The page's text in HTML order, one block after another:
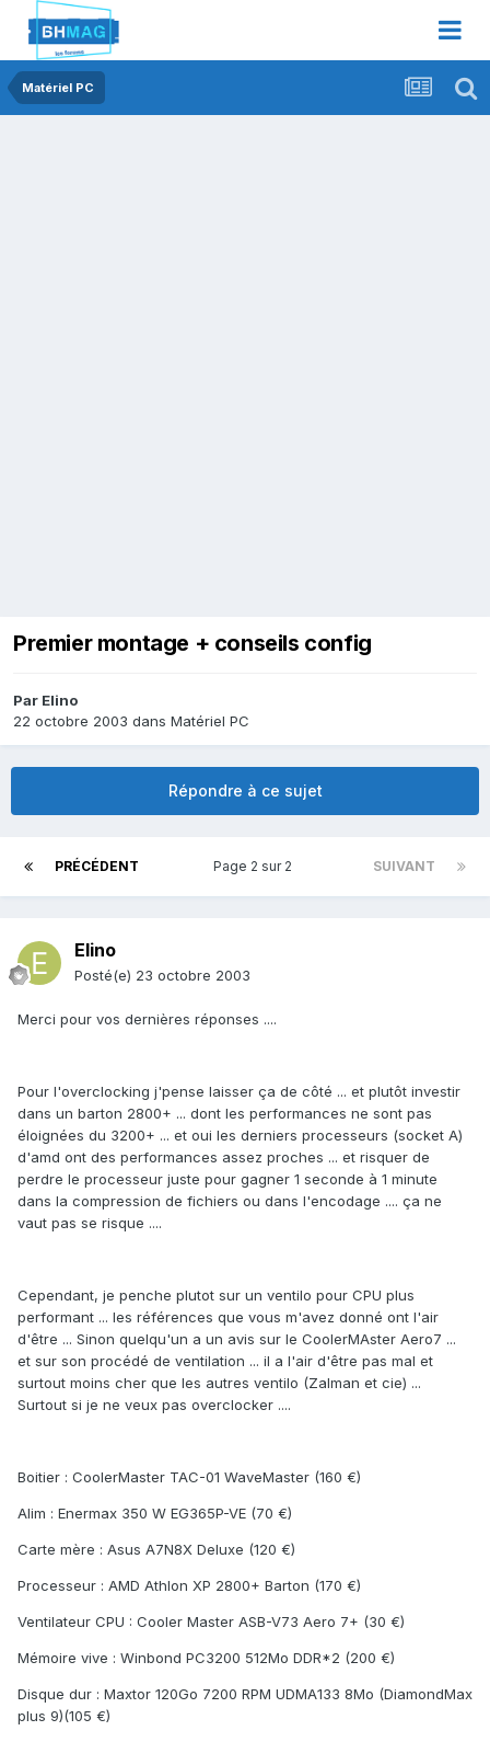
Matériel PC
Premier montage + conseils config
Par Elino
22 octobre 2003 dans Matériel PC
Répondre à ce sujet
PRÉCÉDENT SUIVANT
Page 2 sur 2
Elino
Posté(e) 23 octobre 2003
Merci pour vos dernières réponses ....
Pour l'overclocking j'pense laisser ça de côté ... et plutôt investir
dans un barton 2800+ ... dont les performances ne sont pas
éloignées du 3200+ ... et oui les derniers processeurs (socket A)
d'amd ont des performances assez proches ... et risquer de
perdre le processeur juste pour gagner 1 seconde à 1 minute
dans la compression de fichiers ou dans l'encodage .... ça ne
vaut pas se risque ....
Cependant, je penche plutot sur un ventilo pour CPU plus
performant ... les références que vous m'avez donné ont l'air
d'être ... Sinon quelqu'un a un avis sur le CoolerMAster Aero7 ...
et sur son procédé de ventilation ... il a l'air d'être pas mal et
surtout moins cher que les autres ventilo (Zalman et cie) ...
Surtout si je ne veux pas overclocker ....
Boitier : CoolerMaster TAC-01 WaveMaster (160 €)
Alim : Enermax 350 W EG365P-VE (70 €)
Carte mère : Asus A7N8X Deluxe (120 €)
Processeur : AMD Athlon XP 2800+ Barton (170 €)
Ventilateur CPU : Cooler Master ASB-V73 Aero 7+ (30 €)
Mémoire vive : Winbond PC3200 512Mo DDR*2 (200 €)
Disque dur : Maxtor 120Go 7200 RPM UDMA133 8Mo (DiamondMax
plus 9)(105 €)